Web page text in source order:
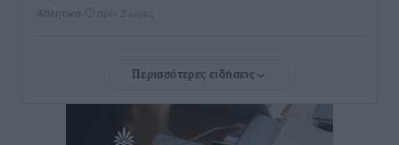
Αθλητικά πριν 3 ώρες
πριν 3 ώρες
Γ.Σ. Διαγόρας: Εντατική προετοιμασία και επιστροφή
Περισσότερες ειδήσεις